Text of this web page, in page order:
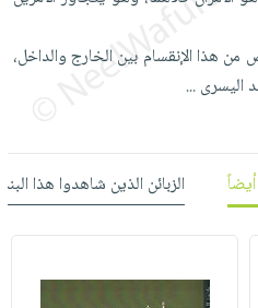
هذا الإنقسام بين الخارج والداخل،
اليسرى...
الزبائن الذين شاهدوا هذا